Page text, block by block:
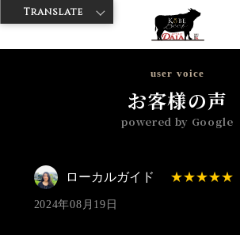
神戸牛ダイヤ > 神戸牛ダイア グランスタ八重洲店
ローカルガイド 2024/08/19 No_review
user voice
お客様の声
powered by Google
ローカルガイド
2024年08月19日
Translate